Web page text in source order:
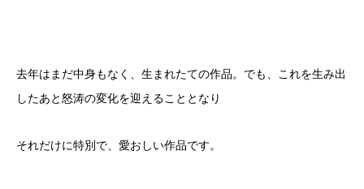
去年はまだ中身もなく、生まれたての作品。でも、これを生み出
したあと怒涛の変化を迎えることとなり
それだけに特別で、愛おしい作品です。